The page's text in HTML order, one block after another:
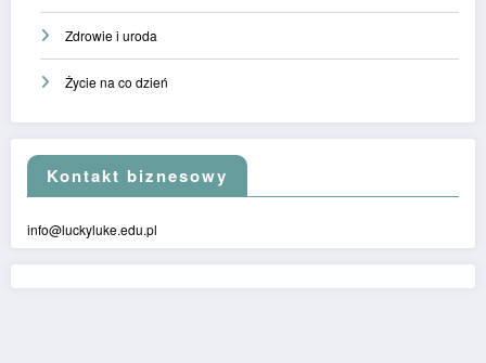
Zdrowie i uroda
Życie na co dzień
Kontakt biznesowy
info@luckyluke.edu.pl